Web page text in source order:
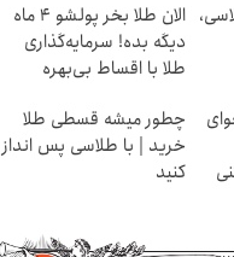
الان طلا بخر پولشو 4 ماه
دیگه بده! سرمایه‌گذاری
طلا با اقساط بی‌بهره
چطور میشه قسطی طلا
خرید | با طلاسی پس انداز
کنید